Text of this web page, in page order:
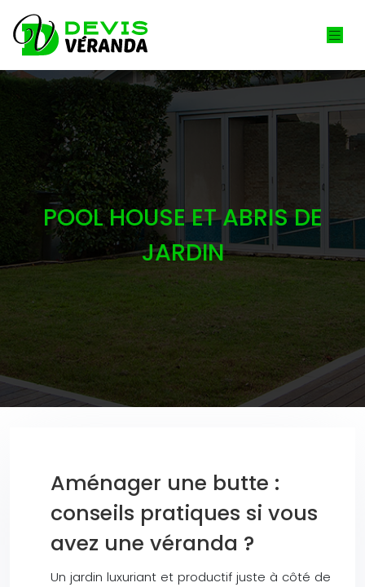
POOL HOUSE ET ABRIS DE
JARDIN
Aménager une butte :
conseils pratiques si vous
avez une véranda ?
Un jardin luxuriant et productif juste à côté de